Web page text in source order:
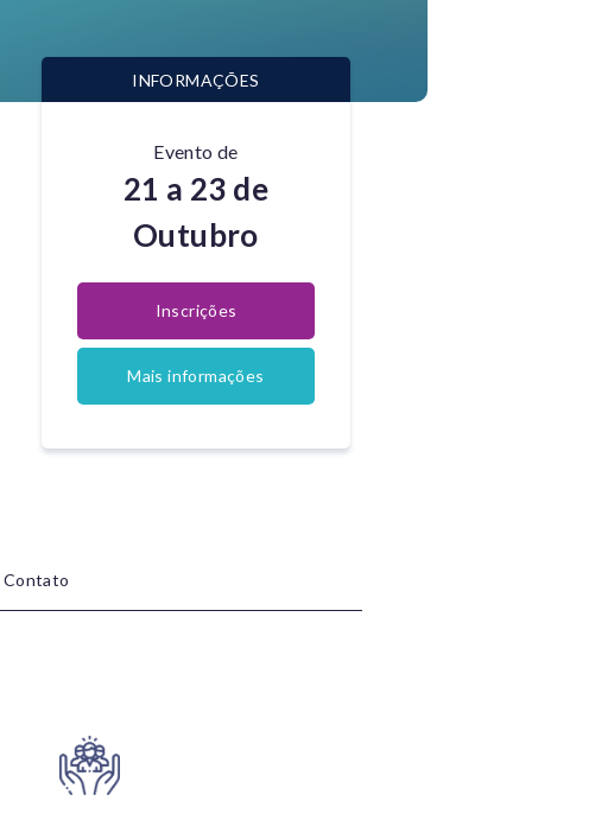
INFORMAÇÕES
Evento de
21 a 23 de
Outubro
Inscrições
Mais informações
Contato